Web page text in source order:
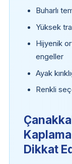
Buharlı
Yüksek
Hijyenik
engeller
Ayak
Renkli
Dikkat